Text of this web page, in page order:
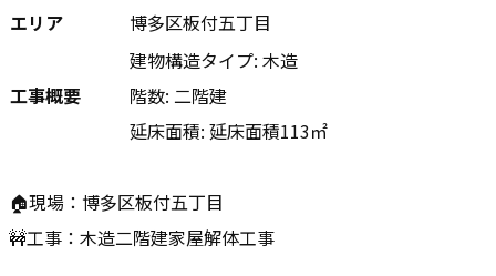
エリア
博多区板付五丁目
工事概要
建物構造タイプ: 木造
階数: 二階建
延床面積: 延床面積113㎡
🏠現場：博多区板付五丁目
🚧工事：木造二階建家屋解体工事